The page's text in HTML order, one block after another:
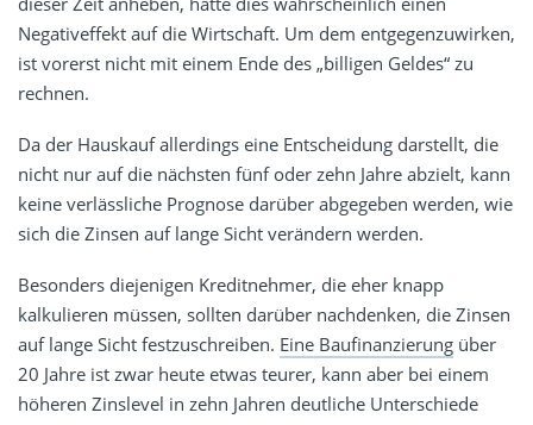
Negativeffekt auf die Wirtschaft. Um dem entgegenzuwirken,
ist vorerst nicht mit einem Ende des „billigen Geldes“ zu
rechnen.
Da der Hauskauf allerdings eine Entscheidung darstellt, die
nicht nur auf die nächsten fünf oder zehn Jahre abzielt, kann
keine verlässliche Prognose darüber abgegeben werden, wie
sich die Zinsen auf lange Sicht verändern werden.
Besonders diejenigen Kreditnehmer, die eher knapp
kalkulieren müssen, sollten darüber nachdenken, die Zinsen
auf lange Sicht festzuschreiben. Eine Baufinanzierung über
20 Jahre ist zwar heute etwas teurer, kann aber bei einem
höheren Zinslevel in zehn Jahren deutliche Unterschiede